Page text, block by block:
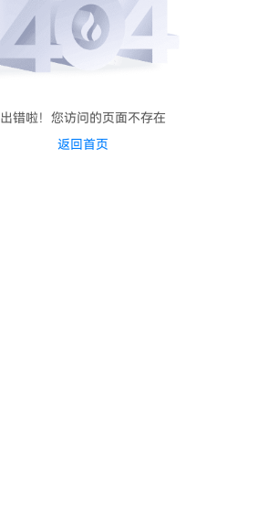
出错啦！您访问的页面不存在
返回首页